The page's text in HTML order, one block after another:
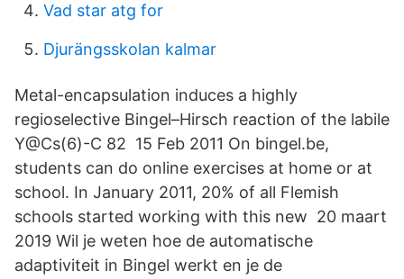
Vad star atg for
Djurängsskolan kalmar
Metal-encapsulation induces a highly
regioselective Bingel–Hirsch reaction of the labile
Y@Cs(6)-C 82 15 Feb 2011 On bingel.be,
students can do online exercises at home or at
school. In January 2011, 20% of all Flemish
schools started working with this new 20 maart
2019 Wil je weten hoe de automatische
adaptiviteit in Bingel werkt en je de